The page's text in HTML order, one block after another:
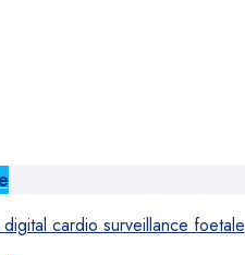
cardio surveillance foetale